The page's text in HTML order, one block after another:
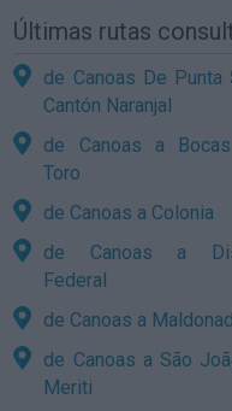
Últimas rutas
de Canoas De Punta
Cantón Naranjal
de Canoas a
Toro
de Canoas a Colonia
de Canoas a
Federal
de Canoas a
de Canoas a São
Meriti